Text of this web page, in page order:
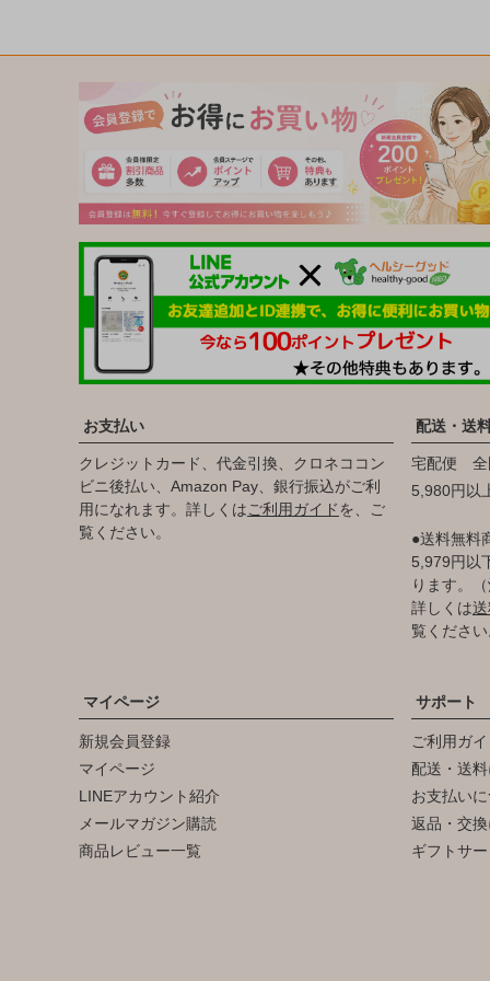
お支払い
クレジットカード、代金引換、クロネココン
ビニ後払い、Amazon Pay、銀行振込がご利
用になれます。詳しくはご利用ガイドを、ご
覧ください。
配送・送
宅配便 全
5,980円以
●送料無料
5,979円以
ります。
詳しくは
覧くださ
マイページ
新規会員登録
マイページ
LINEアカウント紹介
メールマガジン購読
商品レビュー一覧
サポート
ご利用ガ
配送・送
お支払い
返品・交
ギフトサ